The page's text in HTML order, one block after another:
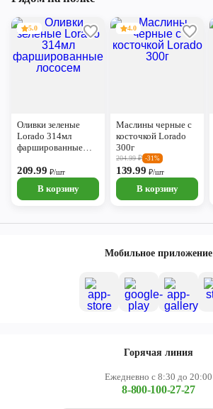
5.0
Оливки зеленые
Lorado 314мл
фаршированные
209.99 ₽/шт
В корзину
4.0
Маслины черные с
косточкой Lorado
300г
204.99₽ -31%
139.99 ₽/шт
В корзину
Мобильное приложение
Горячая линия
Ежедневно с 8:30 до 20:00
8-800-100-27-27